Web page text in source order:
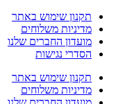
תקנון שימוש באתר
מדיניות משלוחים
מועדון החברים שלנו
הסדרי נגישות
תקנון שימוש באתר
מדיניות משלוחים